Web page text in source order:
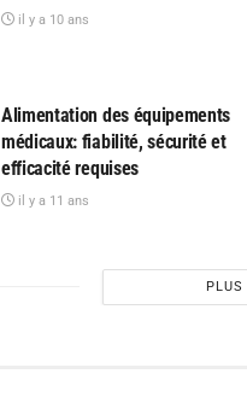
il y a 10 ans
Alimentation des équipements
médicaux: fiabilité, sécurité et
efficacité requises
il y a 11 ans
PLUS